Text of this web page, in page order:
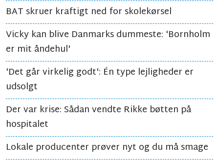
BAT skruer kraftigt ned for skolekørsel
Vicky kan blive Danmarks dummeste: 'Bornholm
er mit åndehul'
'Det går virkelig godt': Én type lejligheder er
udsolgt
Der var krise: Sådan vendte Rikke bøtten på
hospitalet
Lokale producenter prøver nyt og du må smage